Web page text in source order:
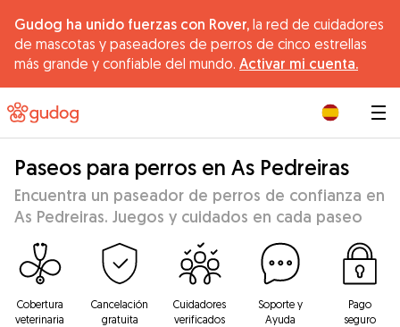
Gudog ha unido fuerzas con Rover, la red de cuidadores
de mascotas y paseadores de perros de cinco estrellas
más grande y confiable del mundo. Activar mi cuenta.
Paseos para perros en As Pedreiras
Encuentra un paseador de perros de confianza en
As Pedreiras. Juegos y cuidados en cada paseo
Cobertura
veterinaria
Cancelación
gratuita
Cuidadores
verificados
Soporte y
Ayuda
Pago
seguro